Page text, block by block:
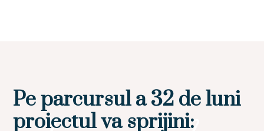
Pe parcursul a 32 de luni
proiectul va sprijini: